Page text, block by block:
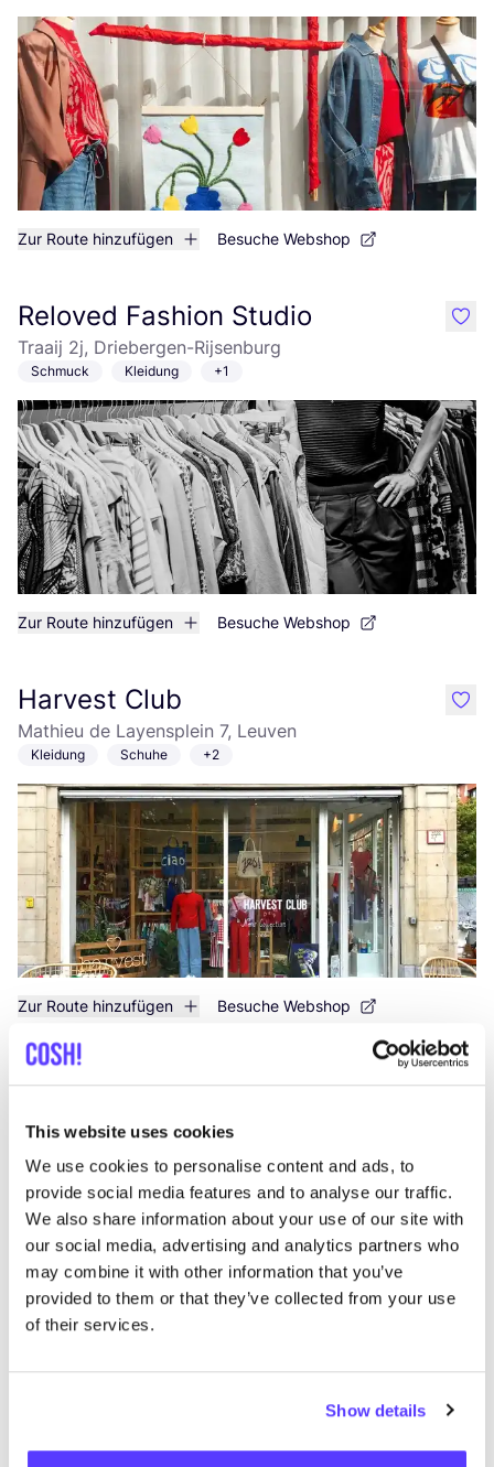
This website uses cookies
We use cookies to personalise content and ads, to
provide social media features and to analyse our traffic.
We also share information about your use of our site with
our social media, advertising and analytics partners who
may combine it with other information that you’ve
provided to them or that they’ve collected from your use
of their services.
Show details
Zur Route hinzufügen Besuche Webshop
Reloved Fashion Studio
Traaij 2j, Driebergen-Rijsenburg
Schmuck Kleidung +1
Zur Route hinzufügen Besuche Webshop
like
Harvest Club
Mathieu de Layensplein 7, Leuven
Kleidung Schuhe +2
Zur Route hinzufügen Besuche Webshop
like
List Map
SNURK